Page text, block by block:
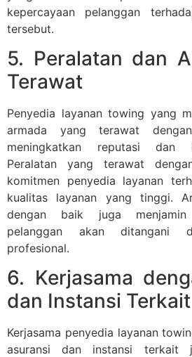
kepercayaan pelanggan
tersebut.
5. Peralatan dan
Terawat
Penyedia layanan towing yang
armada yang terawat
meningkatkan reputasi dan
Peralatan yang terawat
komitmen penyedia layanan
kualitas layanan yang tinggi.
dengan baik juga menjamin
pelanggan akan ditangani
profesional.
6. Kerjasama
dan Instansi Terkait
Kerjasama penyedia layanan
asuransi dan instansi terkait